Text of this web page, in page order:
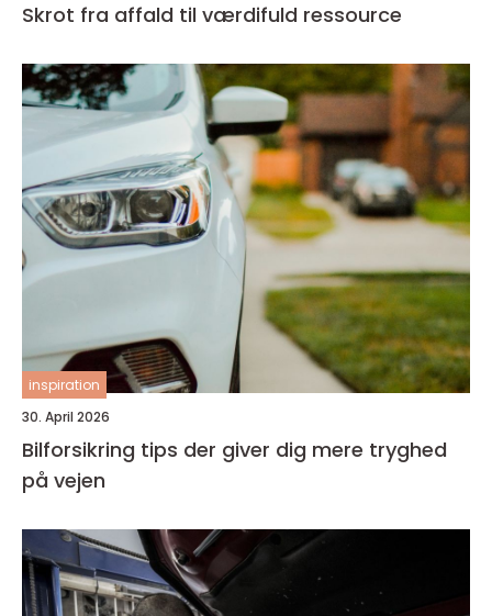
Skrot fra affald til værdifuld ressource
inspiration
30. April 2026
Bilforsikring tips der giver dig mere tryghed
på vejen